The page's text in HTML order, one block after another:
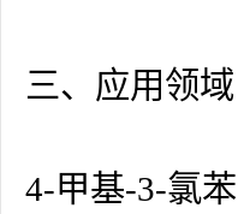
三、应用领域
4-甲基-3-氯